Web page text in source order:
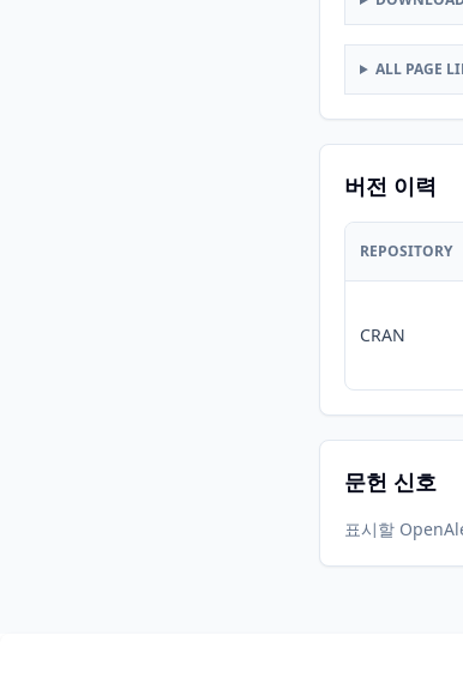
ALL PAGE
버전 이력
REPOSITORY
CRAN
문헌 신호
표시할